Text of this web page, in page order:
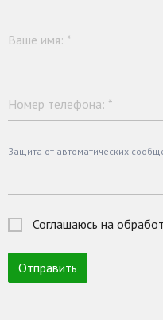
Ваше имя: *
Номер телефона: *
Защита от автоматических
Соглашаюсь на